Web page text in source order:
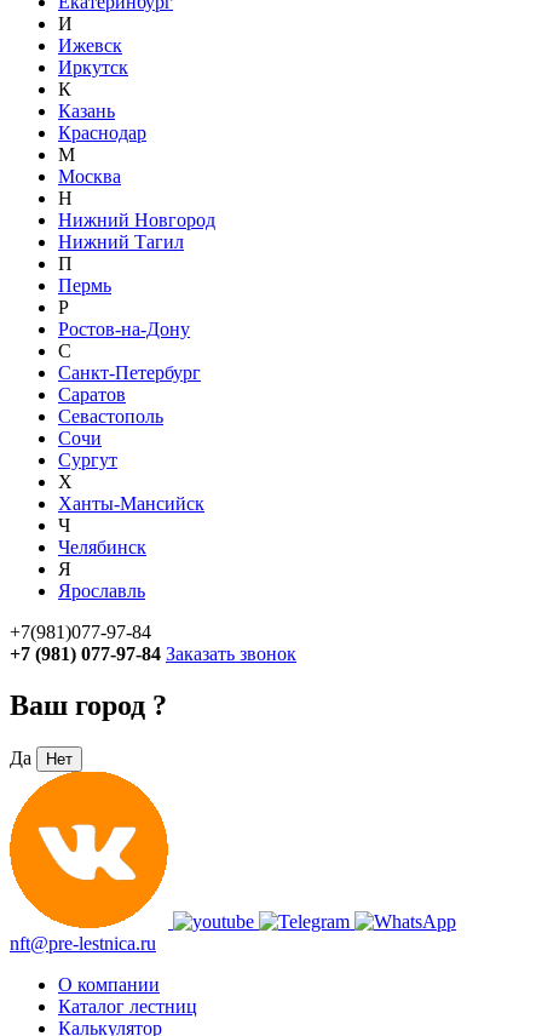
И
Ижевск
Иркутск
К
Казань
Краснодар
М
Москва
Н
Нижний Новгород
Нижний Тагил
П
Пермь
Р
Ростов-на-Дону
С
Санкт-Петербург
Саратов
Севастополь
Сочи
Сургут
Х
Ханты-Мансийск
Ч
Челябинск
Я
Ярославль
+7(981)077-97-84
+7 (981) 077-97-84 Заказать звонок
Ваш город ?
Да Нет
nft@pre-lestnica.ru
О компании
Каталог лестниц
Калькулятор